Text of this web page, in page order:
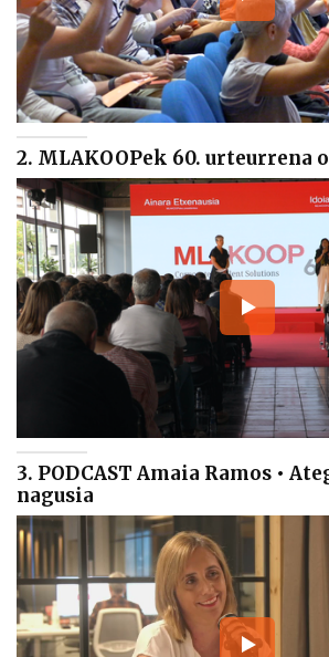
2. MLAKOOPek 60. urteurrena
3. PODCAST Amaia Ramos •
nagusia